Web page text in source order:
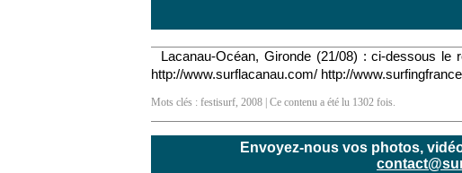
Lacanau-Océan, Gironde (21/08) : ci-dessous
http://www.surflacanau.com/ http://
Mots clés : festisurf, 2008 | Ce contenu a été lu 1302 fois.
Envoyez-nous vos photos,